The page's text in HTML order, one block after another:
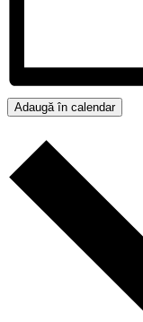
Adaugă în calendar